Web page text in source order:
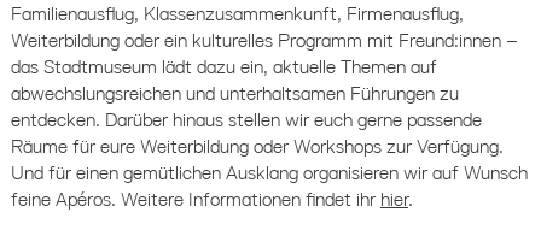
Familienausflug, Klassenzusammenkunft, Firmenausflug,
Weiterbildung oder ein kulturelles Programm mit Freund:innen –
das Stadtmuseum lädt dazu ein, aktuelle Themen auf
abwechslungsreichen und unterhaltsamen Führungen zu
entdecken. Darüber hinaus stellen wir euch gerne passende
Räume für eure Weiterbildung oder Workshops zur Verfügung.
Und für einen gemütlichen Ausklang organisieren wir auf Wunsch
feine Apéros. Weitere Informationen findet ihr hier.